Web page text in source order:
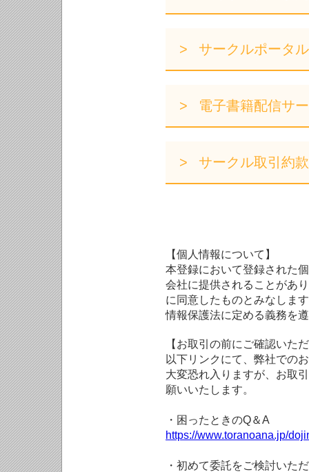
サークルポータ
電子書籍配信サ
サークル取引約款
【個人情報について】
本登録において登録された
会社に提供されることがあ
に同意したものとみなしま
情報保護法に定める義務を
【お取引の前にご確認いた
以下リンクにて、弊社での
大変恐れ入りますが、お取
願いいたします。
・困ったときのQ＆A
https://www.toranoana.jp/
・初めて委託をご検討いた